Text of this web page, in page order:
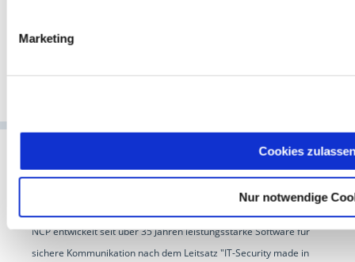
Marketing
Cookies zulassen
Nur notwendige
NCP entwickelt seit über 35 Jahren leistungsstarke Software für
sichere Kommunikation nach dem Leitsatz "IT-Security made in